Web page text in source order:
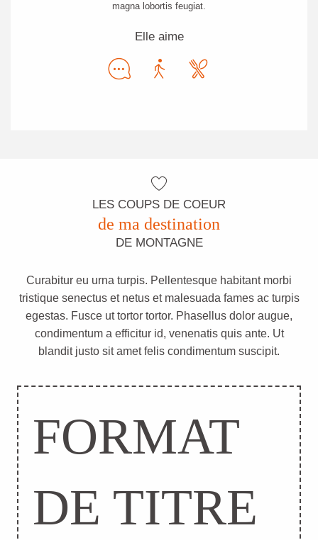
magna lobortis feugiat.
Elle aime
LES COUPS DE COEUR
de ma destination
DE MONTAGNE
Curabitur eu urna turpis. Pellentesque habitant morbi
tristique senectus et netus et malesuada fames ac turpis
egestas. Fusce ut tortor tortor. Phasellus dolor augue,
condimentum a efficitur id, venenatis quis ante. Ut
blandit justo sit amet felis condimentum suscipit.
FORMAT
DE TITRE